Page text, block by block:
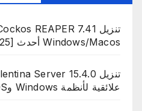
Windows/Macos أحدث [2025]
علائقية لأنظمة Windows وmacOS وLinux